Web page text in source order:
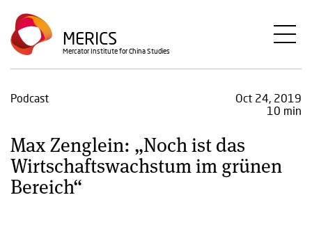
Skip
to
main
content
MERICS
Mercator Institute for China Studies
Podcast
Oct 24, 2019
10 min
Max Zenglein: „Noch ist das
Wirtschaftswachstum im grünen
Bereich“